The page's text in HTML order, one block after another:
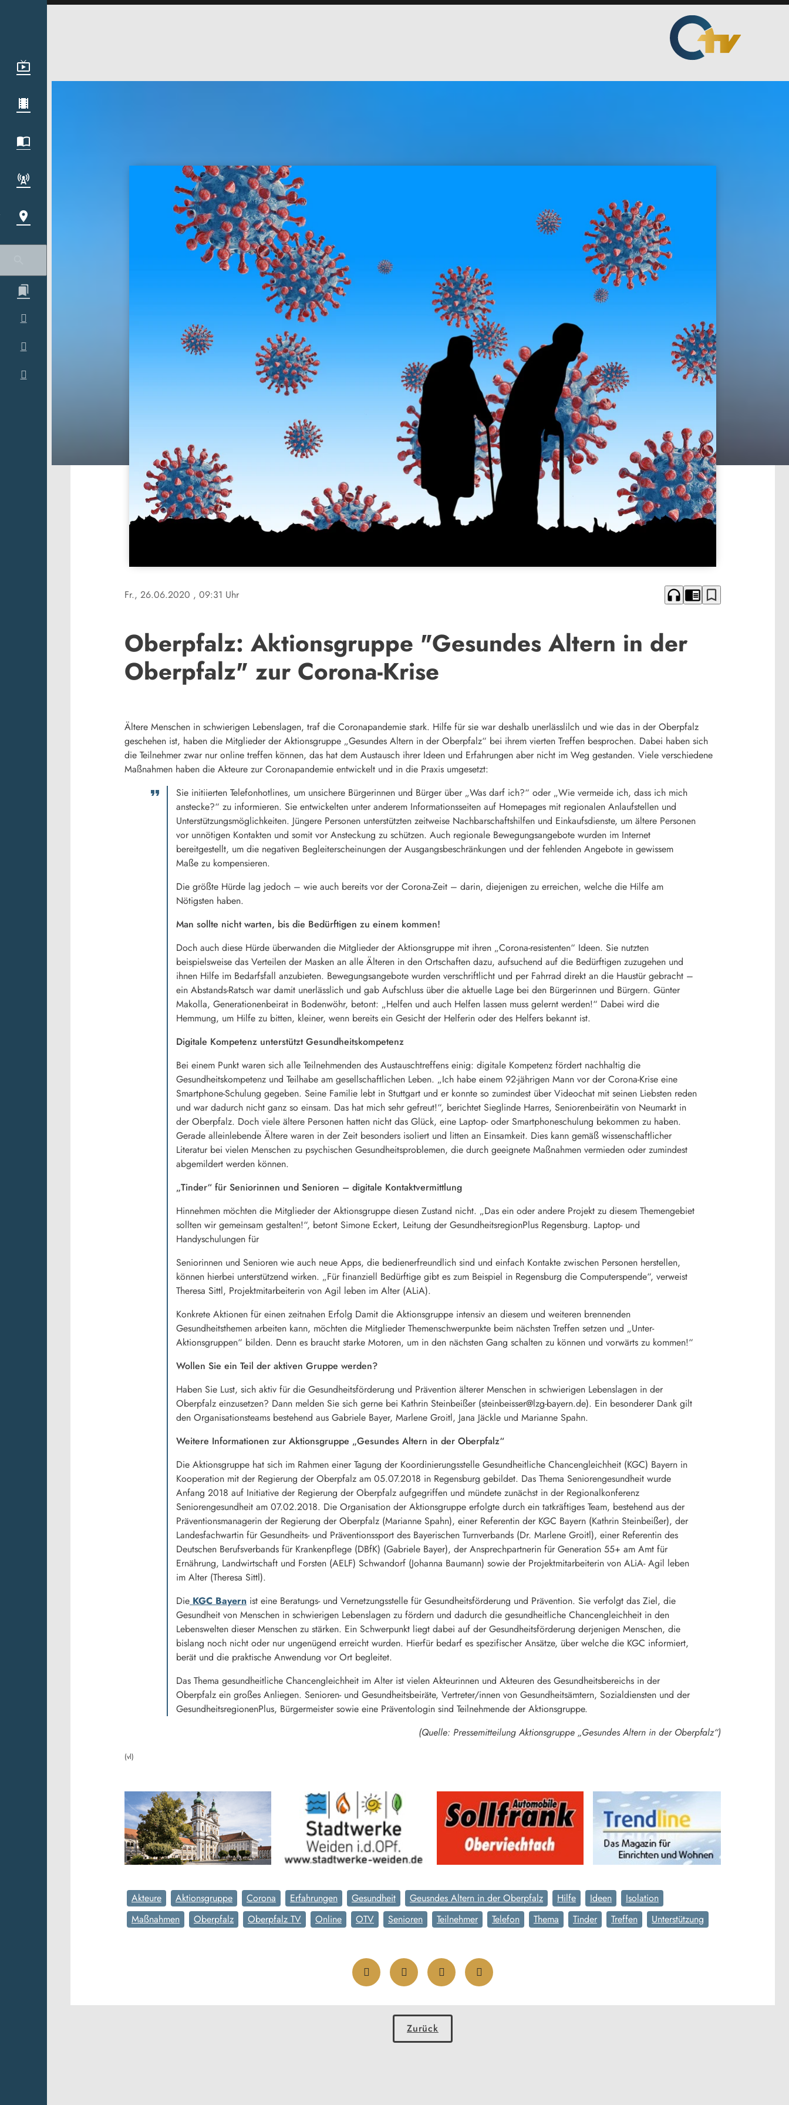
Fr., 26.06.2020 , 09:31 Uhr headphones chrome_reader_mode bookmark_border
Oberpfalz: Aktionsgruppe "Gesundes Altern in der
Oberpfalz" zur Corona-Krise
Ältere Menschen in schwierigen Lebenslagen, traf die Coronapandemie stark. Hilfe für sie war deshalb unerlässlilch und wie das in der Oberpfalz
geschehen ist, haben die Mitglieder der Aktionsgruppe „Gesundes Altern in der Oberpfalz“ bei ihrem vierten Treffen besprochen. Dabei haben sich
die Teilnehmer zwar nur online treffen können, das hat dem Austausch ihrer Ideen und Erfahrungen aber nicht im Weg gestanden. Viele verschiedene
Maßnahmen haben die Akteure zur Coronapandemie entwickelt und in die Praxis umgesetzt:
Sie initiierten Telefonhotlines, um unsichere Bürgerinnen und Bürger über „Was darf ich?“ oder „Wie vermeide ich, dass ich mich
anstecke?“ zu informieren. Sie entwickelten unter anderem Informationsseiten auf Homepages mit regionalen Anlaufstellen und
Unterstützungsmöglichkeiten. Jüngere Personen unterstützten zeitweise Nachbarschaftshilfen und Einkaufsdienste, um ältere Personen
vor unnötigen Kontakten und somit vor Ansteckung zu schützen. Auch regionale Bewegungsangebote wurden im Internet
bereitgestellt, um die negativen Begleiterscheinungen der Ausgangsbeschränkungen und der fehlenden Angebote in gewissem
Maße zu kompensieren.
Die größte Hürde lag jedoch – wie auch bereits vor der Corona-Zeit – darin, diejenigen zu erreichen, welche die Hilfe am
Nötigsten haben.
Man sollte nicht warten, bis die Bedürftigen zu einem kommen!
Doch auch diese Hürde überwanden die Mitglieder der Aktionsgruppe mit ihren „Corona-resistenten“ Ideen. Sie nutzten
beispielsweise das Verteilen der Masken an alle Älteren in den Ortschaften dazu, aufsuchend auf die Bedürftigen zuzugehen und
ihnen Hilfe im Bedarfsfall anzubieten. Bewegungsangebote wurden verschriftlicht und per Fahrrad direkt an die Haustür gebracht –
ein Abstands-Ratsch war damit unerlässlich und gab Aufschluss über die aktuelle Lage bei den Bürgerinnen und Bürgern. Günter
Makolla, Generationenbeirat in Bodenwöhr, betont: „Helfen und auch Helfen lassen muss gelernt werden!“ Dabei wird die
Hemmung, um Hilfe zu bitten, kleiner, wenn bereits ein Gesicht der Helferin oder des Helfers bekannt ist.
Digitale Kompetenz unterstützt Gesundheitskompetenz
Bei einem Punkt waren sich alle Teilnehmenden des Austauschtreffens einig: digitale Kompetenz fördert nachhaltig die
Gesundheitskompetenz und Teilhabe am gesellschaftlichen Leben. „Ich habe einem 92-jährigen Mann vor der Corona-Krise eine
Smartphone-Schulung gegeben. Seine Familie lebt in Stuttgart und er konnte so zumindest über Videochat mit seinen Liebsten reden
und war dadurch nicht ganz so einsam. Das hat mich sehr gefreut!“, berichtet Sieglinde Harres, Seniorenbeirätin von Neumarkt in
der Oberpfalz. Doch viele ältere Personen hatten nicht das Glück, eine Laptop- oder Smartphoneschulung bekommen zu haben.
Gerade alleinlebende Ältere waren in der Zeit besonders isoliert und litten an Einsamkeit. Dies kann gemäß wissenschaftlicher
Literatur bei vielen Menschen zu psychischen Gesundheitsproblemen, die durch geeignete Maßnahmen vermieden oder zumindest
abgemildert werden können.
„Tinder“ für Seniorinnen und Senioren – digitale Kontaktvermittlung
Hinnehmen möchten die Mitglieder der Aktionsgruppe diesen Zustand nicht. „Das ein oder andere Projekt zu diesem Themengebiet
sollten wir gemeinsam gestalten!“, betont Simone Eckert, Leitung der GesundheitsregionPlus Regensburg. Laptop- und
Handyschulungen für
Seniorinnen und Senioren wie auch neue Apps, die bedienerfreundlich sind und einfach Kontakte zwischen Personen herstellen,
können hierbei unterstützend wirken. „Für finanziell Bedürftige gibt es zum Beispiel in Regensburg die Computerspende“, verweist
Theresa Sittl, Projektmitarbeiterin von Agil leben im Alter (ALiA).
Konkrete Aktionen für einen zeitnahen Erfolg Damit die Aktionsgruppe intensiv an diesem und weiteren brennenden
Gesundheitsthemen arbeiten kann, möchten die Mitglieder Themenschwerpunkte beim nächsten Treffen setzen und „Unter-
Aktionsgruppen“ bilden. Denn es braucht starke Motoren, um in den nächsten Gang schalten zu können und vorwärts zu kommen!“
Wollen Sie ein Teil der aktiven Gruppe werden?
Haben Sie Lust, sich aktiv für die Gesundheitsförderung und Prävention älterer Menschen in schwierigen Lebenslagen in der
Oberpfalz einzusetzen? Dann melden Sie sich gerne bei Kathrin Steinbeißer (steinbeisser@lzg-bayern.de). Ein besonderer Dank gilt
den Organisationsteams bestehend aus Gabriele Bayer, Marlene Groitl, Jana Jäckle und Marianne Spahn.
Weitere Informationen zur Aktionsgruppe „Gesundes Altern in der Oberpfalz“
Die Aktionsgruppe hat sich im Rahmen einer Tagung der Koordinierungsstelle Gesundheitliche Chancengleichheit (KGC) Bayern in
Kooperation mit der Regierung der Oberpfalz am 05.07.2018 in Regensburg gebildet. Das Thema Seniorengesundheit wurde
Anfang 2018 auf Initiative der Regierung der Oberpfalz aufgegriffen und mündete zunächst in der Regionalkonferenz
Seniorengesundheit am 07.02.2018. Die Organisation der Aktionsgruppe erfolgte durch ein tatkräftiges Team, bestehend aus der
Präventionsmanagerin der Regierung der Oberpfalz (Marianne Spahn), einer Referentin der KGC Bayern (Kathrin Steinbeißer), der
Landesfachwartin für Gesundheits- und Präventionssport des Bayerischen Turnverbands (Dr. Marlene Groitl), einer Referentin des
Deutschen Berufsverbands für Krankenpflege (DBfK) (Gabriele Bayer), der Ansprechpartnerin für Generation 55+ am Amt für
Ernährung, Landwirtschaft und Forsten (AELF) Schwandorf (Johanna Baumann) sowie der Projektmitarbeiterin von ALiA- Agil leben
im Alter (Theresa Sittl).
Die KGC Bayern ist eine Beratungs- und Vernetzungsstelle für Gesundheitsförderung und Prävention. Sie verfolgt das Ziel, die
Gesundheit von Menschen in schwierigen Lebenslagen zu fördern und dadurch die gesundheitliche Chancengleichheit in den
Lebenswelten dieser Menschen zu stärken. Ein Schwerpunkt liegt dabei auf der Gesundheitsförderung derjenigen Menschen, die
bislang noch nicht oder nur ungenügend erreicht wurden. Hierfür bedarf es spezifischer Ansätze, über welche die KGC informiert,
berät und die praktische Anwendung vor Ort begleitet.
Das Thema gesundheitliche Chancengleichheit im Alter ist vielen Akteurinnen und Akteuren des Gesundheitsbereichs in der
Oberpfalz ein großes Anliegen. Senioren- und Gesundheitsbeiräte, Vertreter/innen von Gesundheitsämtern, Sozialdiensten und der
GesundheitsregionenPlus, Bürgermeister sowie eine Präventologin sind Teilnehmende der Aktionsgruppe.
(Quelle: Pressemitteilung Aktionsgruppe „Gesundes Altern in der Oberpfalz“)
(vl)
Akteure Aktionsgruppe Corona Erfahrungen Gesundheit Geusndes Altern in der Oberpfalz Hilfe Ideen
Isolation
Maßnahmen
Oberpfalz Oberpfalz TV Online OTV Senioren Teilnehmer Telefon Thema Tinder Treffen Unterstützung
Zurück